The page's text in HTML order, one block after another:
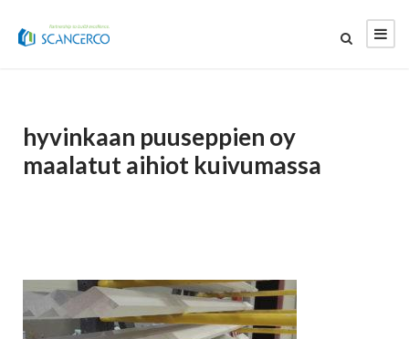
hyvinkaan puuseppien oy
maalatut aihiot kuivumassa